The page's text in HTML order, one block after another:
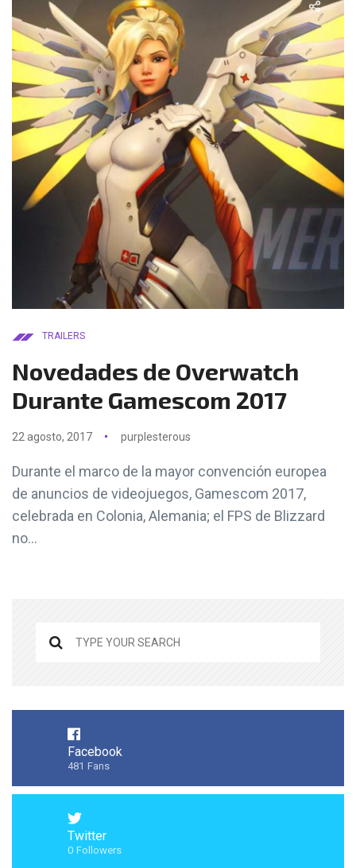
TRAILERS
Novedades de Overwatch
Durante Gamescom 2017
22 agosto, 2017 purplesterous
Durante el marco de la mayor convención europea
de anuncios de videojuegos, Gamescom 2017,
celebrada en Colonia, Alemania; el FPS de Blizzard
no...
Facebook
481 Fans
Twitter
0 Followers